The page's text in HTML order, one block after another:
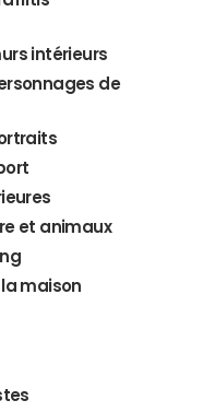
intérieurs
de
et animaux
maison